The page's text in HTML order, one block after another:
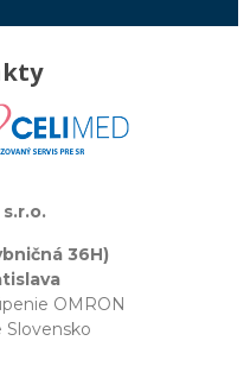
36H)
OMRON
Slovensko